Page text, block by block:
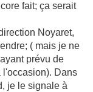
fait; ça serait
Noyaret,
( mais je ne
prévu de
l'occasion). Dans
je le signale à